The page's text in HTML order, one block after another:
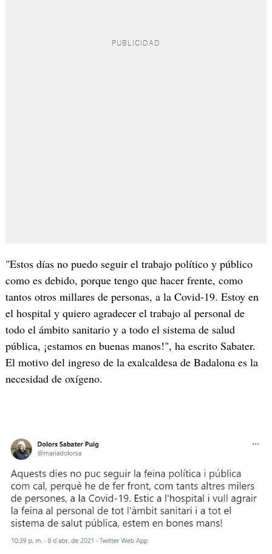
"Estos días no puedo seguir el trabajo político y público
como es debido, porque tengo que hacer frente, como
tantos otros millares de personas, a la Covid-19. Estoy en
el hospital y quiero agradecer el trabajo al personal de
todo el ámbito sanitario y a todo el sistema de salud
pública, ¡estamos en buenas manos!", ha escrito Sabater.
El motivo del ingreso de la exalcaldesa de Badalona es la
necesidad de oxígeno.